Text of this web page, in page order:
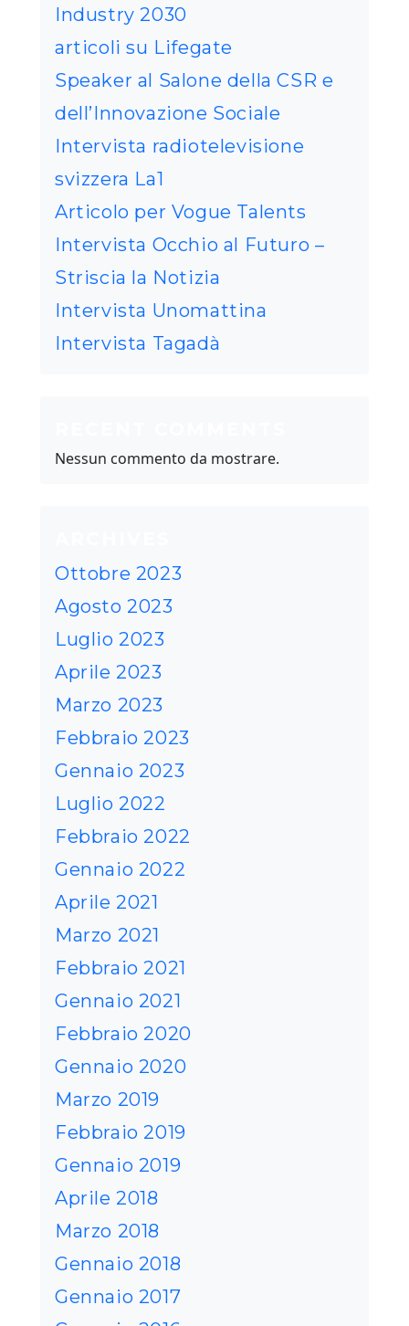
Industry 2030
articoli su Lifegate
Speaker al Salone della CSR e
dell’Innovazione Sociale
Intervista radiotelevisione
svizzera La1
Articolo per Vogue Talents
Intervista Occhio al Futuro –
Striscia la Notizia
Intervista Unomattina
Intervista Tagadà
Nessun commento da mostrare.
Ottobre 2023
Agosto 2023
Luglio 2023
Aprile 2023
Marzo 2023
Febbraio 2023
Gennaio 2023
Luglio 2022
Febbraio 2022
Gennaio 2022
Aprile 2021
Marzo 2021
Febbraio 2021
Gennaio 2021
Febbraio 2020
Gennaio 2020
Marzo 2019
Febbraio 2019
Gennaio 2019
Aprile 2018
Marzo 2018
Gennaio 2018
Gennaio 2017